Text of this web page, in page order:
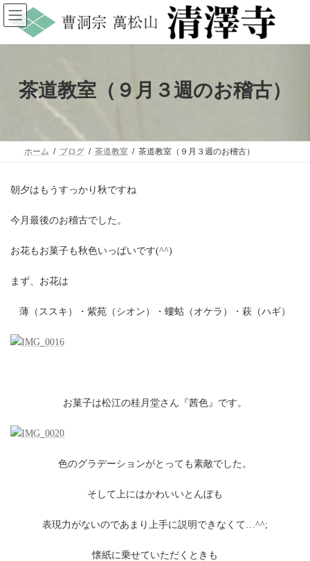
コ
ン
テ
ン
ナ
ビ
ゲ
ー
茶道教室（９月３週のお稽古）
ホーム ブログ 茶道教室 茶道教室（９月３週のお稽古）
朝夕はもうすっかり秋ですね
今月最後のお稽古でした。
お花もお菓子も秋色いっぱいです(^^)
まず、お花は
薄（ススキ）・紫苑（シオン）・螻蛄（オケラ）・萩（ハギ）
お菓子は松江の桂月堂さん『茜色』です。
色のグラデーションがとっても素敵でした。
そして上にはかわいいとんぼも
表現力がないのであまり上手に説明できなくて…^^;
懐紙に乗せていただくときも